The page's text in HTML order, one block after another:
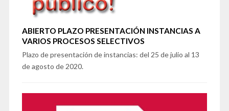
ABIERTO PLAZO PRESENTACIÓN INSTANCIAS A
VARIOS PROCESOS SELECTIVOS
Plazo de presentación de instancias: del 25 de julio al 13
de agosto de 2020.